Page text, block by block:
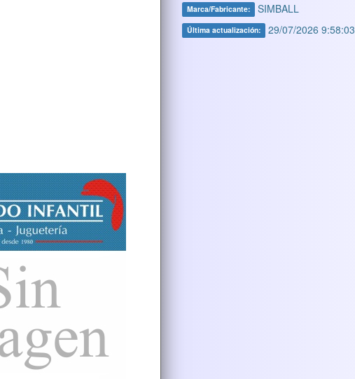
Marca/Fabricante: SIMBALL
Última actualización: 29/07/2026 9:58:03